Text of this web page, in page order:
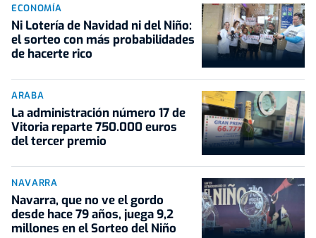
ECONOMÍA
Ni Lotería de Navidad ni del Niño:
el sorteo con más probabilidades
de hacerte rico
ARABA
La administración número 17 de
Vitoria reparte 750.000 euros
del tercer premio
NAVARRA
Navarra, que no ve el gordo
desde hace 79 años, juega 9,2
millones en el Sorteo del Niño